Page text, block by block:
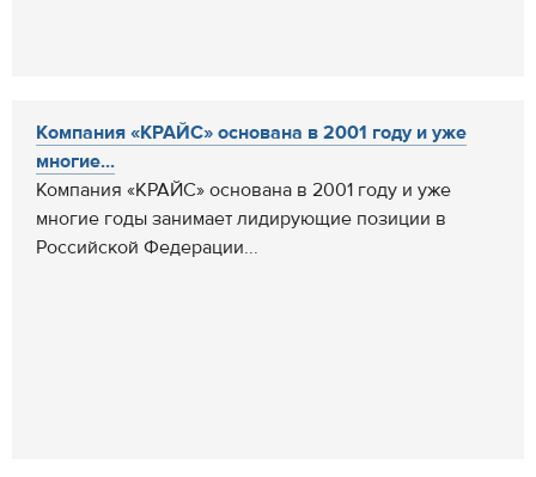
Компания «КРАЙС» основана в 2001 году и уже
многие...
Компания «КРАЙС» основана в 2001 году и уже
многие годы занимает лидирующие позиции в
Российской Федерации...